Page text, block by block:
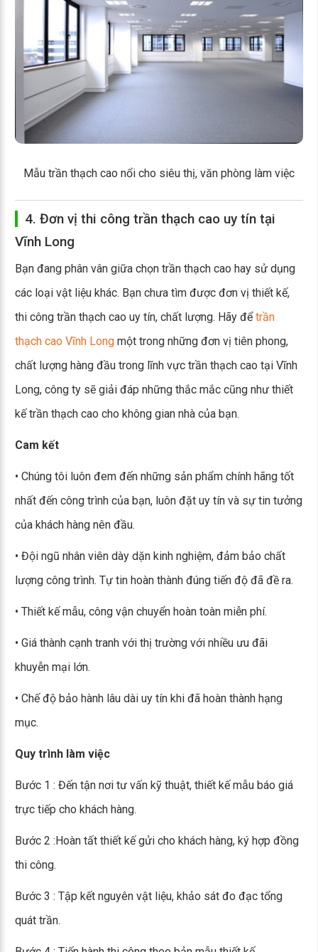
Mẫu trần thạch cao nổi cho siêu thị, văn phòng làm việc
4. Đơn vị thi công trần thạch cao uy tín tại
Vĩnh Long
Bạn đang phân vân giữa chọn trần thạch cao hay sử dụng
các loại vật liệu khác. Bạn chưa tìm được đơn vị thiết kế,
thi công trần thạch cao uy tín, chất lượng. Hãy đểtrần
thạch cao Vĩnh Long một trong những đơn vị tiên phong,
chất lượng hàng đầu trong lĩnh vực trần thạch cao tại Vĩnh
Long, công ty sẽ giải đáp những thắc mắc cũng như thiết
kế trần thạch cao cho không gian nhà của bạn.
Cam kết
• Chúng tôi luôn đem đến những sản phẩm chính hãng tốt
nhất đến công trình của bạn, luôn đặt uy tín và sự tin tưởng
của khách hàng nên đầu.
• Đội ngũ nhân viên dày dặn kinh nghiệm, đảm bảo chất
lượng công trình. Tự tin hoàn thành đúng tiến độ đã đề ra.
• Thiết kế mẫu, công vận chuyển hoàn toàn miễn phí.
• Giá thành cạnh tranh với thị trường với nhiều ưu đãi
khuyễn mại lớn.
• Chế độ bảo hành lâu dài uy tín khi đã hoàn thành hạng
mục.
Quy trình làm việc
Bước 1 : Đến tận nơi tư vấn kỹ thuật, thiết kế mẫu báo giá
trực tiếp cho khách hàng.
Bước 2 :Hoàn tất thiết kế gửi cho khách hàng, ký hợp đồng
thi công.
Bước 3 : Tập kết nguyên vật liệu, khảo sát đo đạc tổng
quát trần.